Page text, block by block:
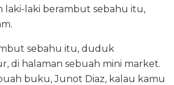
laki-laki berambut sebahu itu,
sebahu itu, duduk
di halaman sebuah mini market.
buku, Junot Diaz, kalau kamu